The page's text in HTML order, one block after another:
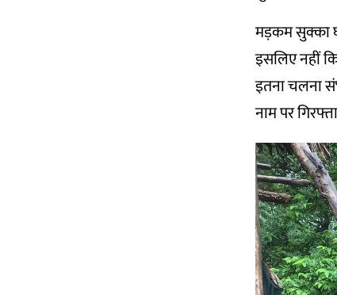
मड़कम सुक्का
इसलिए नहीं
इतना चलना
नाम पर